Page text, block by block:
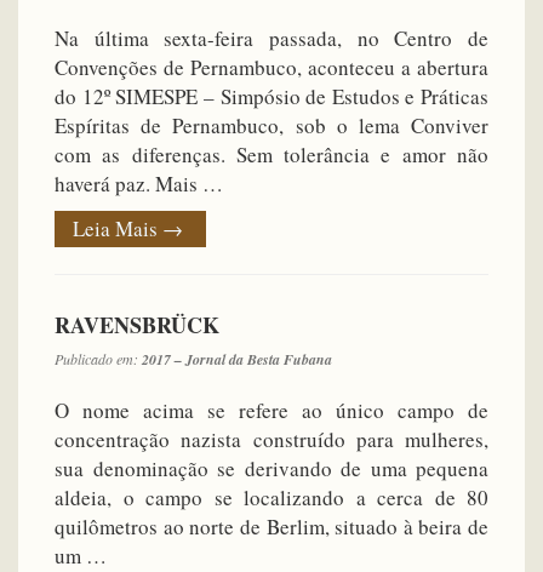
Na última sexta-feira passada, no Centro de
Convenções de Pernambuco, aconteceu a abertura
do 12º SIMESPE – Simpósio de Estudos e Práticas
Espíritas de Pernambuco, sob o lema Conviver
com as diferenças. Sem tolerância e amor não
haverá paz. Mais …
Leia Mais →
RAVENSBRÜCK
Publicado em: 2017 – Jornal da Besta Fubana
O nome acima se refere ao único campo de
concentração nazista construído para mulheres,
sua denominação se derivando de uma pequena
aldeia, o campo se localizando a cerca de 80
quilômetros ao norte de Berlim, situado à beira de
um …